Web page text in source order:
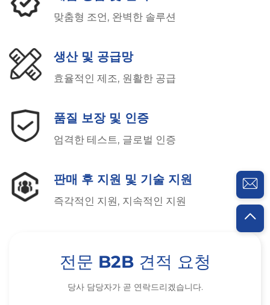
맞춤형 조언, 완벽한 솔루션
생산 및 공급망
효율적인 제조, 원활한 공급
품질 보장 및 인증
엄격한 테스트, 글로벌 인증
판매 후 지원 및 기술 지원
즉각적인 지원, 지속적인 지원
전문 B2B 견적 요청
당사 담당자가 곧 연락드리겠습니다.